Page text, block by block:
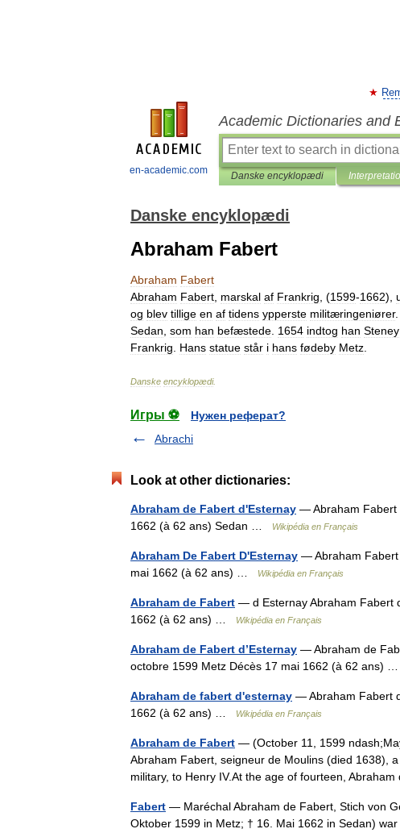
en-academic.com
Academic Dictionaries and
Danske encyklopædi
Danske encyklopædi
Abraham Fabert
Abraham Fabert
Abraham Fabert marskal af Frankrig , (1599-1662),
og blev tillige en af tidens ypperste militæringeniører.
Sedan som han befæstede 1654 indtog han Steney
Frankrig
Hans statue står i hans fødeby Metz
Danske encyklopædi.
Игры ⚽
Нужен реферат?
Abrachi
Look at other dictionaries:
Abraham de Fabert d'Esternay — Abraham Fabert
1662 (à 62 ans) Sedan …
Wikipédia en Français
Abraham De Fabert D'Esternay — Abraham Fabert
mai 1662 (à 62 ans) …
Wikipédia en Français
Abraham de Fabert — d Esternay Abraham Fabert
1662 (à 62 ans) …
Wikipédia en Français
Abraham de Fabert d’Esternay — Abraham de
octobre 1599 Metz Décès 17 mai 1662 (à 62 ans)
Abraham de fabert d'esternay — Abraham Fabert
1662 (à 62 ans) …
Wikipédia en Français
Abraham de Fabert — (October 11, 1599
Abraham Fabert, seigneur de Moulins (died 1638),
military, to Henry IV.At the age of fourteen,
Fabert — Maréchal Abraham de Fabert, Stich von
Oktober 1599 in Metz; † 16. Mai 1662 in Sedan)